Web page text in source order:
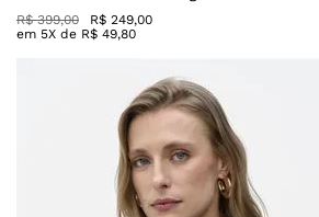
R$ 399,00 R$ 249,00
em 5X de R$ 49,80